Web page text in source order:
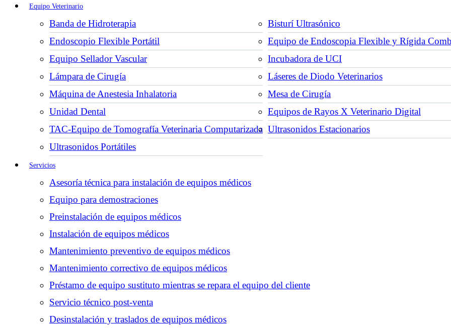
Equipo Veterinario
Banda de Hidroterapia
Bisturí Ultrasónico
Endoscopio Flexible Portátil
Equipo de Endoscopia Flexible y Rígida
Equipo Sellador Vascular
Incubadora de UCI
Lámpara de Cirugía
Láseres de Diodo Veterinarios
Máquina de Anestesia Inhalatoria
Mesa de Cirugía
Unidad Dental
Equipos de Rayos X Veterinario Digital
TAC-Equipo de Tomografía Veterinaria Computarizada Ultrasonidos Estacionarios
Ultrasonidos Portátiles
Servicios
Asesoría técnica para instalación de equipos médicos
Equipo para demostraciones
Preinstalación de equipos médicos
Instalación de equipos médicos
Mantenimiento preventivo de equipos médicos
Mantenimiento correctivo de equipos médicos
Préstamo de equipo sustituto mientras se repara el equipo del cliente
Servicio técnico post-venta
Desinstalación y traslados de equipos médicos